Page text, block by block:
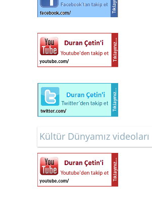
Kültür Dünyamız videoları